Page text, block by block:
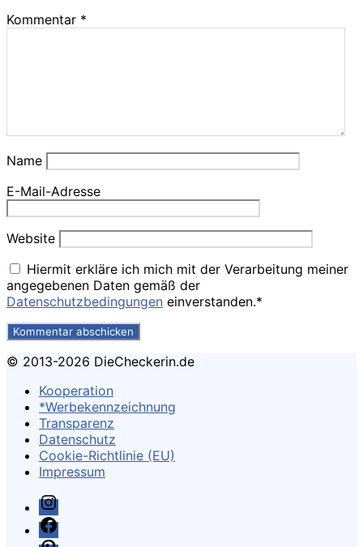
Kommentar *
Name
E-Mail-Adresse
Website
Hiermit erkläre ich mich mit der Verarbeitung meiner
angegebenen Daten gemäß der
Datenschutzbedingungen einverstanden.*
© 2013-2026 DieCheckerin.de
Kooperation
*Werbekennzeichnung
Transparenz
Datenschutz
Cookie-Richtlinie (EU)
Impressum
Instagram
Facebook